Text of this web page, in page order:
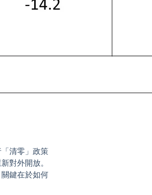
清零」政策
對外開放。
鍵在於如何